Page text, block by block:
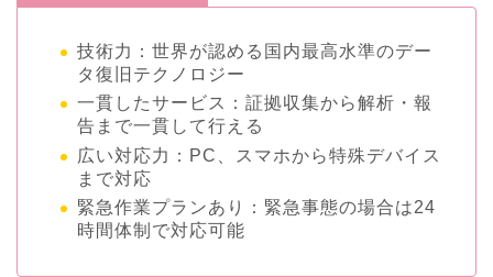
技術力：世界が認める国内最高水準のデー
タ復旧テクノロジー
一貫したサービス：証拠収集から解析・報
告まで一貫して行える
広い対応力：PC、スマホから特殊デバイス
まで対応
緊急作業プランあり：緊急事態の場合は24
時間体制で対応可能